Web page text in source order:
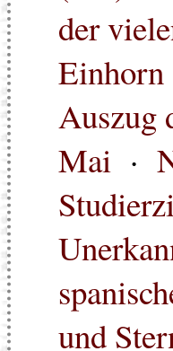
der
Einhorn
Auszug
Mai ·
und